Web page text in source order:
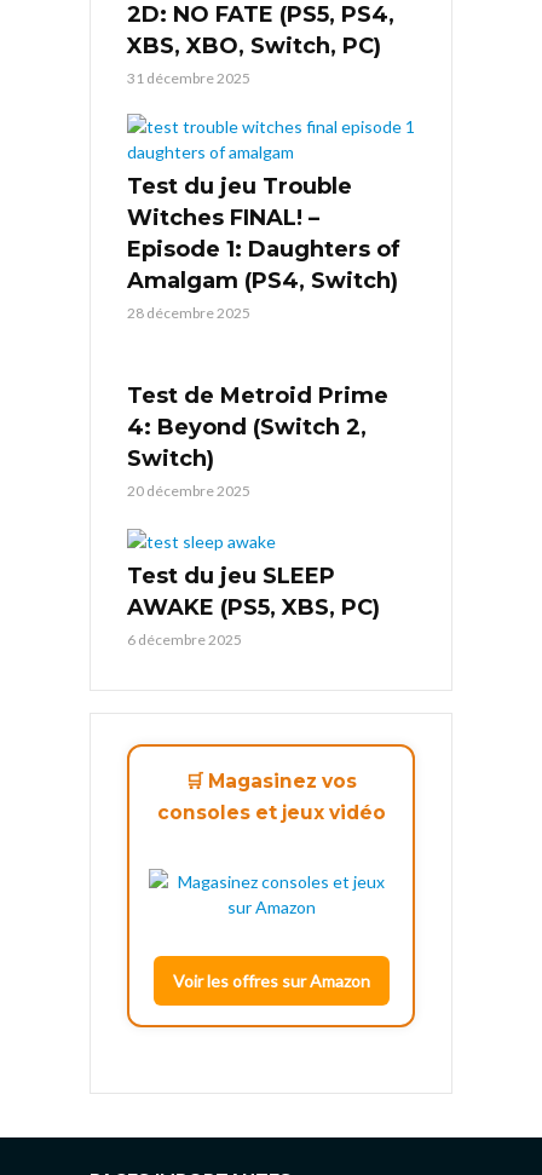
2D: NO FATE (PS5, PS4,
XBS, XBO, Switch, PC)
31 décembre 2025
Test du jeu Trouble
Witches FINAL! –
Episode 1: Daughters of
Amalgam (PS4, Switch)
28 décembre 2025
Test de Metroid Prime
4: Beyond (Switch 2,
Switch)
20 décembre 2025
Test du jeu SLEEP
AWAKE (PS5, XBS, PC)
6 décembre 2025
🛒 Magasinez vos
consoles et jeux vidéo
Voir les offres sur Amazon